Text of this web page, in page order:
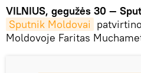
VILNIUS, gegužės 30 —
Sputnik Moldovai
Moldovoje Faritas